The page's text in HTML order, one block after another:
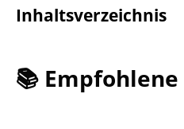
Inhaltsverzeichnis
📚